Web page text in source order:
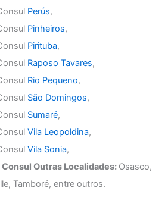
Perús,
Pinheiros,
Pirituba,
Raposo Tavares,
Rio Pequeno,
São Domingos,
Sumaré,
Vila Leopoldina,
Vila Sonia,
Outras Localidades: Osasco,
Tamboré, entre outros.